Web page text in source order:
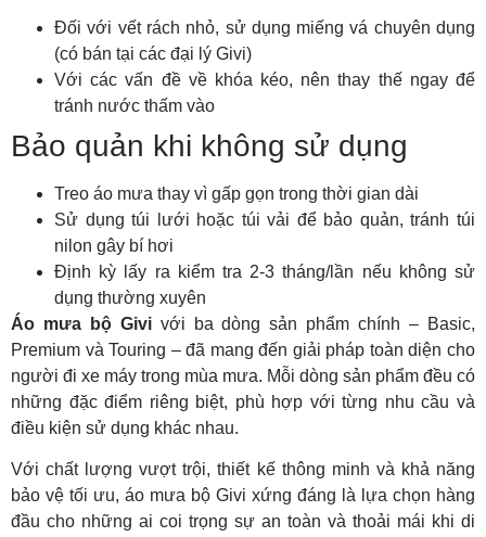
Đối với vết rách nhỏ, sử dụng miếng vá chuyên dụng
(có bán tại các đại lý Givi)
Với các vấn đề về khóa kéo, nên thay thế ngay để
tránh nước thấm vào
Bảo quản khi không sử dụng
Treo áo mưa thay vì gấp gọn trong thời gian dài
Sử dụng túi lưới hoặc túi vải để bảo quản, tránh túi
nilon gây bí hơi
Định kỳ lấy ra kiểm tra 2-3 tháng/lần nếu không sử
dụng thường xuyên
Áo mưa bộ Givivới ba dòng sản phẩm chính – Basic,
Premium và Touring – đã mang đến giải pháp toàn diện cho
người đi xe máy trong mùa mưa. Mỗi dòng sản phẩm đều có
những đặc điểm riêng biệt, phù hợp với từng nhu cầu và
điều kiện sử dụng khác nhau.
Với chất lượng vượt trội, thiết kế thông minh và khả năng
bảo vệ tối ưu, áo mưa bộ Givi xứng đáng là lựa chọn hàng
đầu cho những ai coi trọng sự an toàn và thoải mái khi di